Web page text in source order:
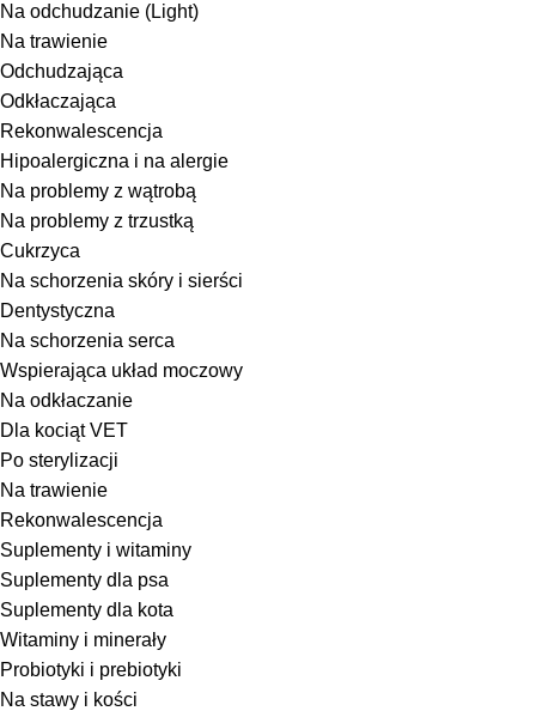
Na odchudzanie (Light)
Na trawienie
Odchudzająca
Odkłaczająca
Rekonwalescencja
Hipoalergiczna i na alergie
Na problemy z wątrobą
Na problemy z trzustką
Cukrzyca
Na schorzenia skóry i sierści
Dentystyczna
Na schorzenia serca
Wspierająca układ moczowy
Na odkłaczanie
Dla kociąt VET
Po sterylizacji
Na trawienie
Rekonwalescencja
Suplementy i witaminy
Suplementy dla psa
Suplementy dla kota
Witaminy i minerały
Probiotyki i prebiotyki
Na stawy i kości